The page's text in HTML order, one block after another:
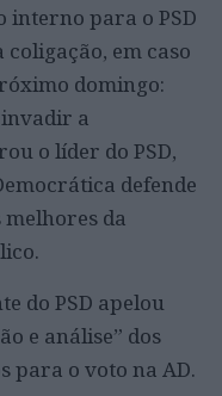
para o PSD
em caso
domingo:
invadir a
o líder do PSD,
defende
da
do PSD apelou
e análise” dos
para o voto na AD.